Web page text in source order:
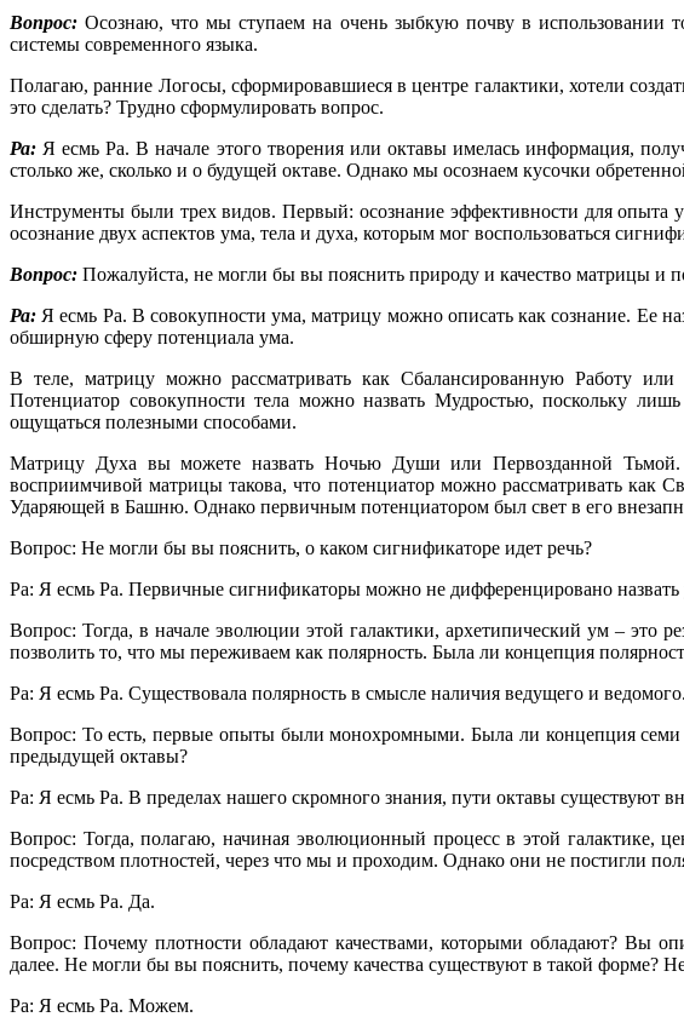
Вопрос:Осознаю, что мы ступаем на очень зыбкую почву в
системы современного языка.
Полагаю, ранние Логосы, сформировавшиеся в центре галактики, хотели
это сделать? Трудно сформулировать вопрос.
Ра: Я есмь Ра. В начале этого творения или октавы имелась информация,
столько же, сколько и о будущей октаве. Однако мы осознаем кусочки
Инструменты были трех видов. Первый: осознание эффективности для опыта
осознание двух аспектов ума, тела и духа, которым мог воспользоваться
Вопрос: Пожалуйста, не могли бы вы пояснить природу и качество матрицы и
Ра: Я есмь Ра. В совокупности ума, матрицу можно описать как сознание. Ее
обширную сферу потенциала ума.
В теле, матрицу можно рассматривать как Сбалансированную Работу
Потенциатор совокупности тела можно назвать Мудростью, поскольку
ощущаться полезными способами.
Матрицу Духа вы можете назвать Ночью Души или Первозданной Тьмой.
восприимчивой матрицы такова, что потенциатор можно рассматривать как
Ударяющей в Башню. Однако первичным потенциатором был свет в его
Вопрос: Не могли бы вы пояснить, о каком сигнификаторе идет речь?
Ра: Я есмь Ра. Первичные сигнификаторы можно не дифференцировано
Вопрос: Тогда, в начале эволюции этой галактики, архетипический ум – это
позволить то, что мы переживаем как полярность. Была ли концепция
Ра: Я есмь Ра. Существовала полярность в смысле наличия ведущего и
Вопрос: То есть, первые опыты были монохромными. Была ли концепция семи
предыдущей октавы?
Ра: Я есмь Ра. В пределах нашего скромного знания, пути октавы существуют
Вопрос: Тогда, полагаю, начиная эволюционный процесс в этой галактике,
посредством плотностей, через что мы и проходим. Однако они не постигли
Ра: Я есмь Ра. Да.
Вопрос: Почему плотности обладают качествами, которыми обладают? Вы
далее. Не могли бы вы пояснить, почему качества существуют в такой форме?
Ра: Я есмь Ра. Можем.